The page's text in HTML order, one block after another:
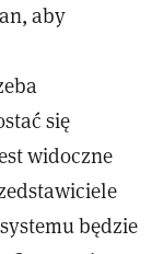
aby
się
widoczne
będzie